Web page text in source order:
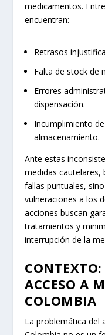
medicamentos.
encuentran:
Retrasos
Falta de stock de
Errores
dispensación.
Incumplimiento
almacenamiento.
Ante estas
medidas cautelares,
fallas puntuales,
vulneraciones a los
acciones buscan
tratamientos y
interrupción de la
ACCESO A
COLOMBIA
La problemática del